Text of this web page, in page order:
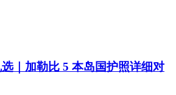
｜加勒比 5 本岛国护照详细对